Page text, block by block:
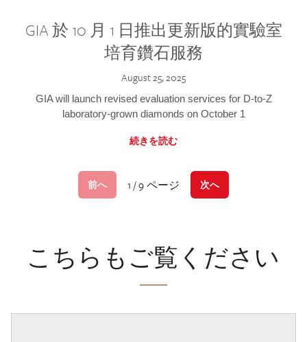
GIA 於 10 月 1 日推出更新版的實驗室
培育鑽石服務
August 25, 2025
GIA will launch revised evaluation services for D-to-Z
laboratory-grown diamonds on October 1
続きを読む
前へ 1 / 9 ページ 次へ
こちらもご覧ください